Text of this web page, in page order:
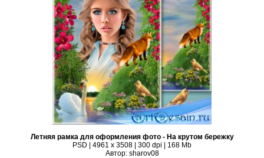
Летняя рамка для оформления фото - На крутом бережку
PSD | 4961 х 3508 | 300 dpi | 168 Mb
Автор: sharov08